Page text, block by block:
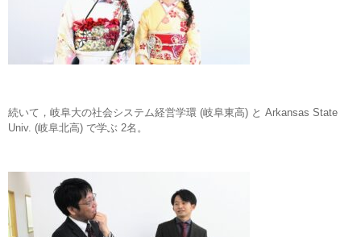
続いて，岐阜大の社会システム経営学環 (岐阜東高) と Arkansas State
Univ. (岐阜北高) で学ぶ 2名。